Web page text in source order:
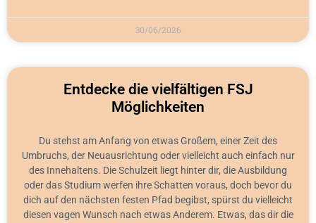
30/06/2026
Entdecke die vielfältigen FSJ
Möglichkeiten
Du stehst am Anfang von etwas Großem, einer Zeit des
Umbruchs, der Neuausrichtung oder vielleicht auch einfach nur
des Innehaltens. Die Schulzeit liegt hinter dir, die Ausbildung
oder das Studium werfen ihre Schatten voraus, doch bevor du
dich auf den nächsten festen Pfad begibst, spürst du vielleicht
diesen vagen Wunsch nach etwas Anderem. Etwas, das dir die